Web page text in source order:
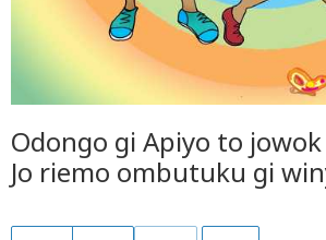
Odongo gi Apiyo to
Jo riemo ombutuku gi